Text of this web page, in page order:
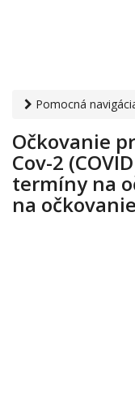
Pomocná
koronavírusu SARS
termíny na
Očkovanie
Cov-2
termíny na
na očkovanie